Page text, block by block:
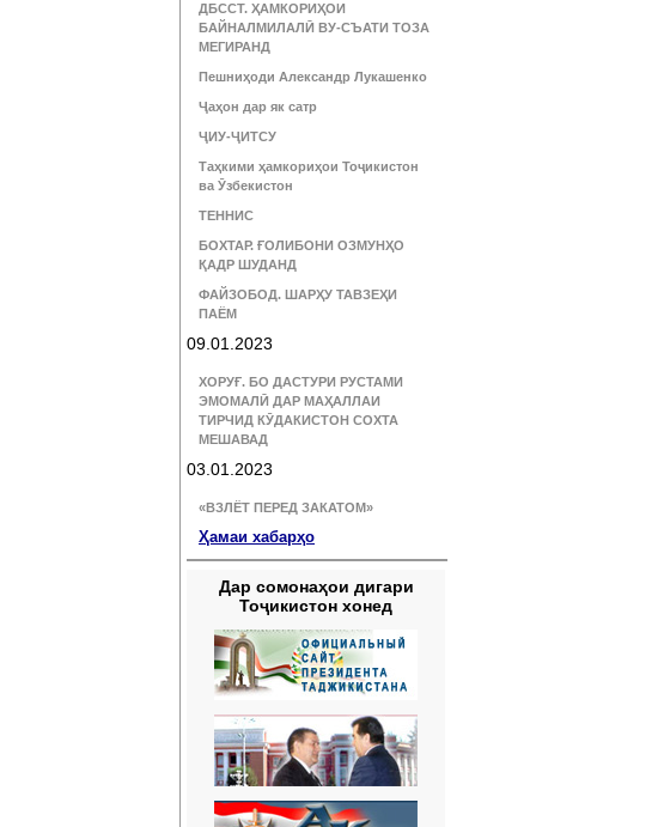
ДБССТ. ҲАМКОРИҲОИ
БАЙНАЛМИЛАЛӢ ВУ-СЪАТИ ТОЗА
МЕГИРАНД
Пешниҳоди Александр Лукашенко
Ҷаҳон дар як сатр
ҶИУ-ҶИТСУ
Таҳкими ҳамкориҳои Тоҷикистон
ва Ӯзбекистон
ТЕННИС
БОХТАР. ҒОЛИБОНИ ОЗМУНҲО
ҚАДР ШУДАНД
ФАЙЗОБОД. ШАРҲУ ТАВЗЕҲИ
ПАЁМ
09.01.2023
ХОРУҒ. БО ДАСТУРИ РУСТАМИ
ЭМОМАЛӢ ДАР МАҲАЛЛАИ
ТИРЧИД КӮДАКИСТОН СОХТА
МЕШАВАД
03.01.2023
«ВЗЛЁТ ПЕРЕД ЗАКАТОМ»
Ҳамаи хабарҳо
Дар сомонаҳои дигари
Тоҷикистон хонед